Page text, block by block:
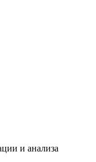
и анализа